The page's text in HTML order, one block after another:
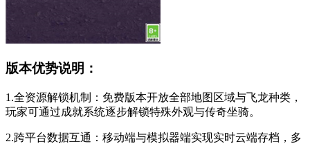
版本优势说明：
1.全资源解锁机制：免费版本开放全部地图区域与飞龙种类，
玩家可通过成就系统逐步解锁特殊外观与传奇坐骑。
2.跨平台数据互通：移动端与模拟器端实现实时云端存档，多